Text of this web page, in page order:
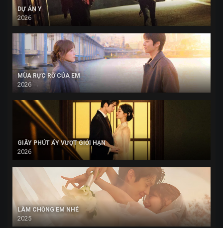
DỰ ÁN Y
2026
MÙA RỰC RỠ CỦA EM
2026
GIÂY PHÚT ẤY VƯỢT GIỚI HẠN
2026
LÀM CHỒNG EM NHÉ
2025